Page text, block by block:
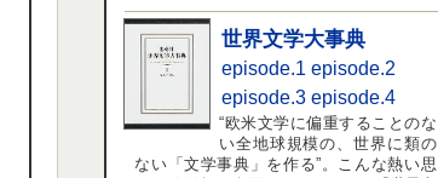
世界文学大事典
episode.1 episode.2
episode.3 episode.4
“欧米文学に偏重することのな
い全地球規模の、世界に類の
ない「文学事典」を作る”。こんな熱い思